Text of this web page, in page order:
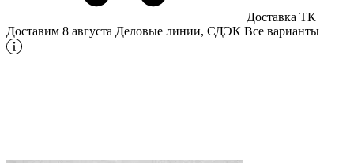
Доставка ТК
Доставим 8 августа Деловые линии, СДЭК Все варианты